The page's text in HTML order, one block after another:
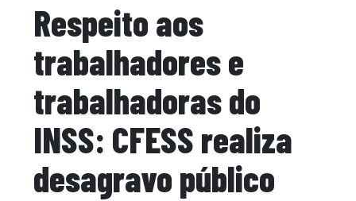
Respeito aos
trabalhadores e
trabalhadoras do
INSS: CFESS realiza
desagravo público